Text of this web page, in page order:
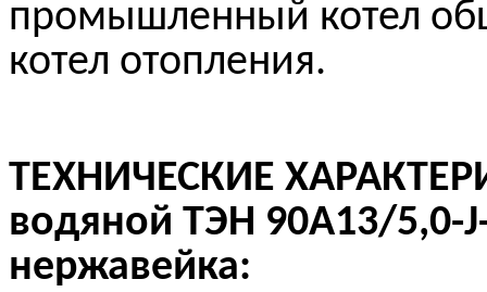
промышленный котел
котел отопления.
ТЕХНИЧЕСКИЕ
водяной ТЭН 90А13/5,0-
нержавейка: